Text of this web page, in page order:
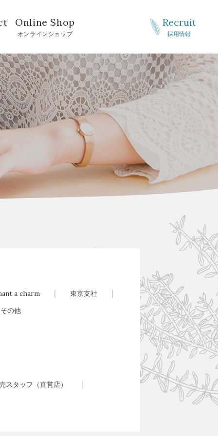
Recruit
採用情報
Online Shop
オンラインショップ
a charm
東京支社
その他
スタッフ（直営店）